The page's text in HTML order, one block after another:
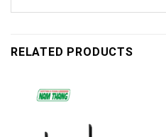
RELATED PRODUCTS